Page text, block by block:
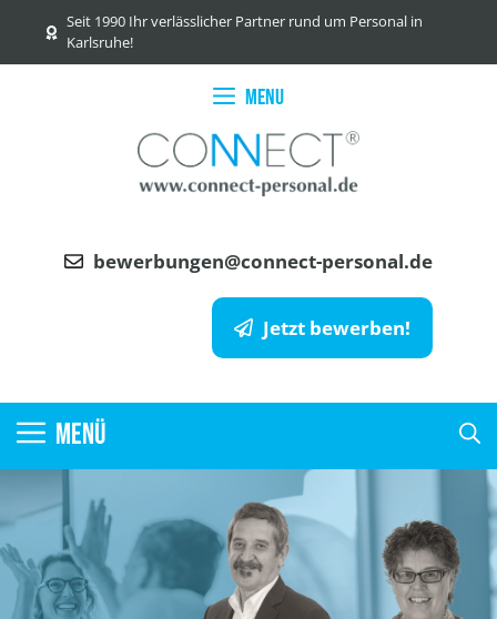
Inhalt
springen
Seit 1990 Ihr verlässlicher Partner rund um Personal in
Karlsruhe!
Menu
bewerbungen@connect-personal.de
Jetzt bewerben!
MENÜ